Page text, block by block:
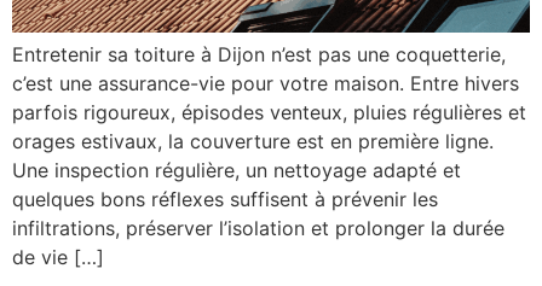
Entretenir sa toiture à Dijon n’est pas une coquetterie,
c’est une assurance-vie pour votre maison. Entre hivers
parfois rigoureux, épisodes venteux, pluies régulières et
orages estivaux, la couverture est en première ligne.
Une inspection régulière, un nettoyage adapté et
quelques bons réflexes suffisent à prévenir les
infiltrations, préserver l’isolation et prolonger la durée
de vie […]